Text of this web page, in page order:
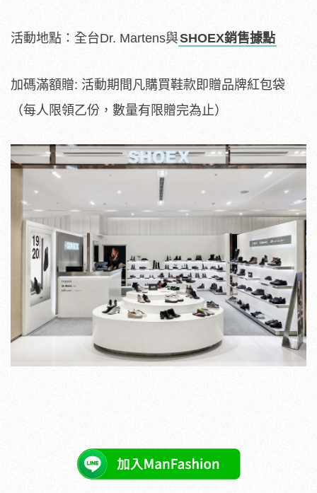
活動地點：全台Dr. Martens與SHOEX銷售據點
加碼滿額贈: 活動期間凡購買鞋款即贈品牌紅包袋
（每人限領乙份，數量有限贈完為止）